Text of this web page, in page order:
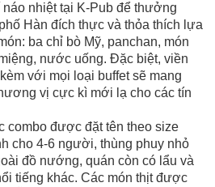
nhiệt tại K-Pub để thưởng
Hàn đích thực và thỏa thích lựa
ba chỉ bò Mỹ, panchan, món
nước uống. Đặc biệt, viền
với mọi loại buffet sẽ mang
vị cực kì mới lạ cho các tín
combo được đặt tên theo size
cho 4-6 người, thùng phuy nhỏ
đồ nướng, quán còn có lẩu và
tiếng khác. Các món thịt được